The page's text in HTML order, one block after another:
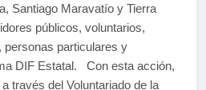
Santiago Maravatío y Tierra
públicos, voluntarios,
personas particulares y
DIF Estatal. Con esta acción,
través del Voluntariado de la